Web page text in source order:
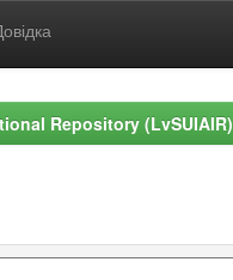
Repository (LvSUIAIR)